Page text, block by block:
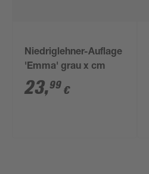
Niedriglehner-Auflage
'Emma' grau x cm
23,99 €